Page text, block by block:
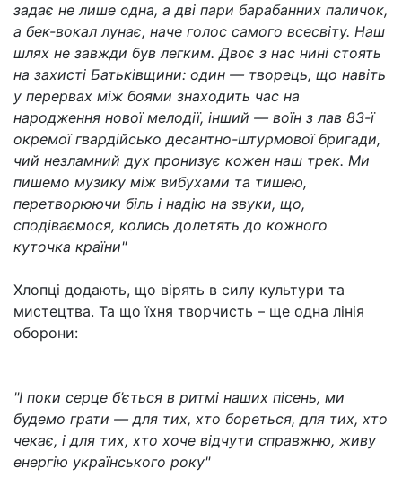
задає не лише одна, а дві пари барабанних паличок,
а бек-вокал лунає, наче голос самого всесвіту. Наш
шлях не завжди був легким. Двоє з нас нині стоять
на захисті Батьківщини: один — творець, що навіть
у перервах між боями знаходить час на
народження нової мелодії, інший — воїн з лав 83-ї
окремої гвардійсько десантно-штурмової бригади,
чий незламний дух пронизує кожен наш трек. Ми
пишемо музику між вибухами та тишею,
перетворюючи біль і надію на звуки, що,
сподіваємося, колись долетять до кожного
куточка країни"
Хлопці додають, що вірять в силу культури та
мистецтва. Та що їхня творчисть – ще одна лінія
оборони:
"І поки серце б’ється в ритмі наших пісень, ми
будемо грати — для тих, хто бореться, для тих, хто
чекає, і для тих, хто хоче відчути справжню, живу
енергію українського року"